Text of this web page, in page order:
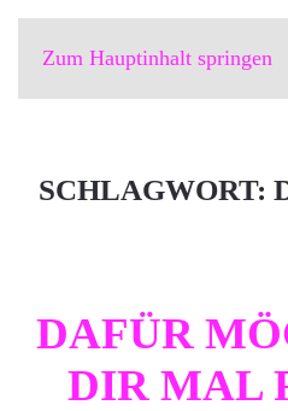
Zum Hauptinhalt springen
SCHLAGWORT:
DAFÜR
DIR MAL